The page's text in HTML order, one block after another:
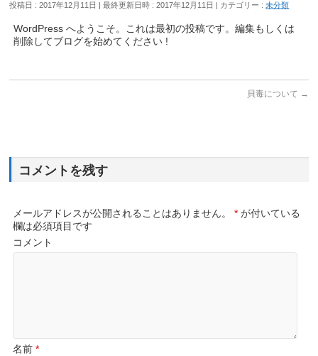
投稿日 : 2017年12月11日 最終更新日時 : 2017年12月11日 カテゴリー :未分類
WordPress へようこそ。これは最初の投稿です。編集もしくは
削除してブログを始めてください !
貝毒について →
コメントを残す
メールアドレスが公開されることはありません。 * が付いている
欄は必須項目です
コメント
名前*